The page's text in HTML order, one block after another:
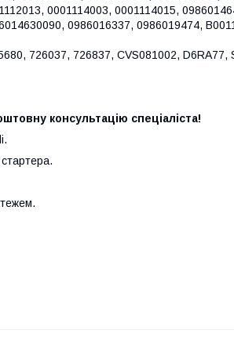
0001114003, 0001114015,
0986016337, 0986019474,
726037, 726837, CVS081002, D6RA77,
консультацію спеціаліста!